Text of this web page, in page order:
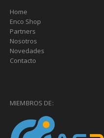
Home
Enco Shop
Partners
Nosotros
Novedades
Contacto
MIEMBROS DE: